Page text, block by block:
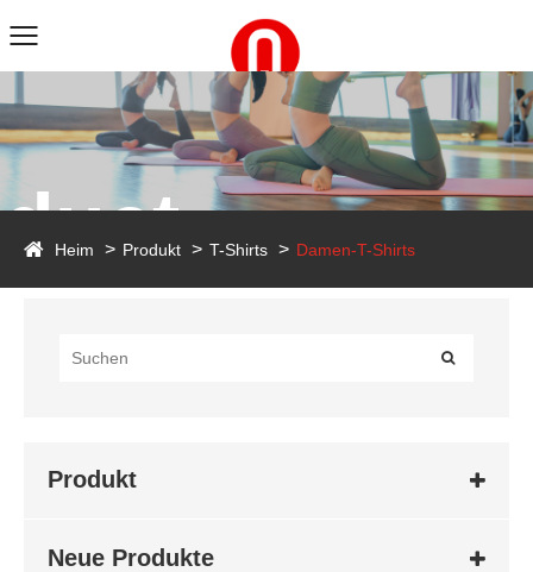
Heim Produkt T-Shirts Damen-T-Shirts
Produkt
Neue Produkte